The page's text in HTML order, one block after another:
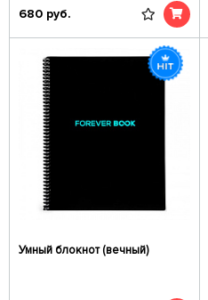
680 руб.
Умный блокнот (вечный)